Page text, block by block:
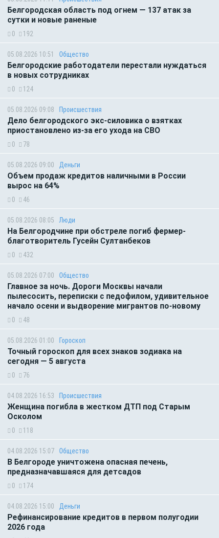
Белгородская область под огнем — 137 атак за
сутки и новые раненые
0 192
05.08.2026 10:51 Общество
Белгородские работодатели перестали нуждаться
в новых сотрудниках
0 124
05.08.2026 09:08 Происшествия
Дело белгородского экс-силовика о взятках
приостановлено из-за его ухода на СВО
0 78
05.08.2026 09:00 Деньги
Объем продаж кредитов наличными в России
вырос на 64%
0 46
05.08.2026 08:05 Люди
На Белгородчине при обстреле погиб фермер-
благотворитель Гусейн Султанбеков
0 432
05.08.2026 07:00 Общество
Главное за ночь. Дороги Москвы начали
пылесосить, переписки с педофилом, удивительное
начало осени и выдворение мигрантов по-новому
0 48
05.08.2026 01:00 Гороскоп
Точный гороскоп для всех знаков зодиака на
сегодня — 5 августа
0 76
04.08.2026 16:53 Происшествия
Женщина погибла в жестком ДТП под Старым
Осколом
0 118
04.08.2026 15:07 Общество
В Белгороде уничтожена опасная печень,
предназначавшаяся для детсадов
0 174
04.08.2026 15:00 Деньги
Рефинансирование кредитов в первом полугодии
2026 года